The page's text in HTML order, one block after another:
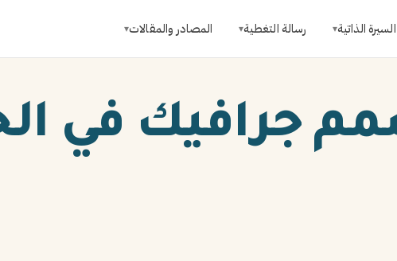
السيرة الذاتية▾ رسالة التغطية▾ المصادر والمقالات▾
جرافيك في